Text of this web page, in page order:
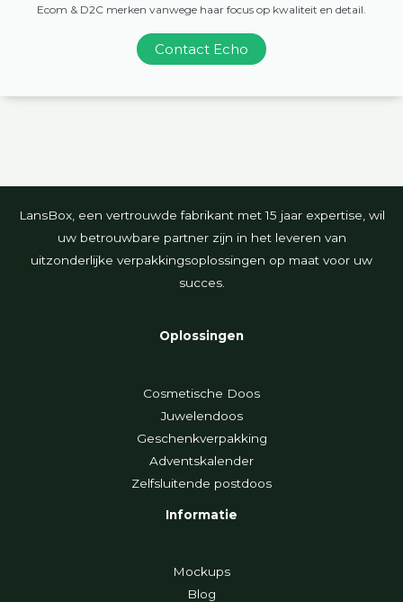
Ecom & D2C merken vanwege haar focus op kwaliteit en detail.
Contact Echo
LansBox, een vertrouwde fabrikant met 15 jaar expertise, wil
uw betrouwbare partner zijn in het leveren van
uitzonderlijke verpakkingsoplossingen op maat voor uw
succes.
Oplossingen
Cosmetische Doos
Juwelendoos
Geschenkverpakking
Adventskalender
Zelfsluitende postdoos
Informatie
Mockups
Blog